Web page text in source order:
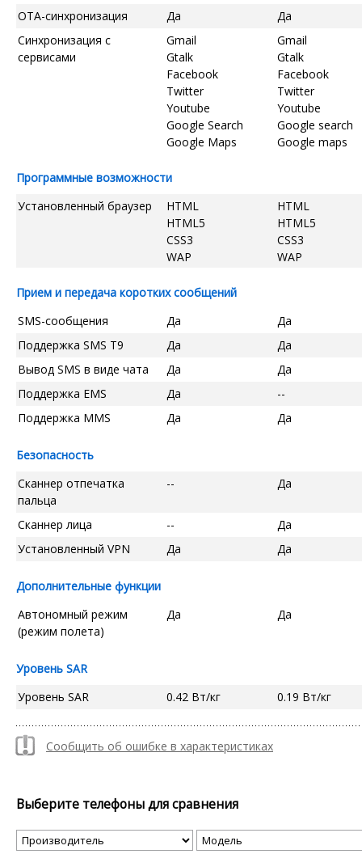
OTA-синхронизация Да
Да
Синхронизация с
сервисами
Gmail
Gtalk
Facebook
Twitter
Youtube
Google Search
Google Maps
Gmail
Gtalk
Facebook
Twitter
Youtube
Google search
Google maps
Программные возможности
Установленный браузер
HTML
HTML5
CSS3
WAP
HTML
HTML5
CSS3
WAP
Прием и передача коротких сообщений
SMS-сообщения
Да
Да
Поддержка SMS T9
Да
Да
Вывод SMS в виде чата
Да
Да
Поддержка EMS
Да
--
Поддержка MMS
Да Да
Безопасность
Сканнер отпечатка
пальца
-- Да
Сканнер лица --
Да
Установленный VPN
Да Да
Дополнительные функции
Автономный режим
(режим полета)
Да Да
Уровень SAR
Уровень SAR
0.42 Вт/кг 0.19 Вт/кг
Сообщить об ошибке в характеристиках
Выберите телефоны для сравнения